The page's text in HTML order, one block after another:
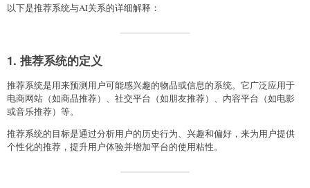
以下是推荐系统与AI关系的详细解释：
1. 推荐系统的定义
推荐系统是用来预测用户可能感兴趣的物品或信息的系统。它广泛应用于
电商网站（如商品推荐）、社交平台（如朋友推荐）、内容平台（如电影
或音乐推荐）等。
推荐系统的目标是通过分析用户的历史行为、兴趣和偏好，来为用户提供
个性化的推荐，提升用户体验并增加平台的使用粘性。